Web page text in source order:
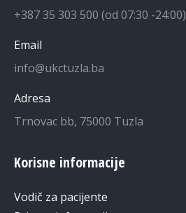
+387 35 303 500 (od 07:30 -24:00)
Email
info@ukctuzla.ba
Adresa
Trnovac bb, 75000 Tuzla
Korisne informacije
Vodič za pacijente